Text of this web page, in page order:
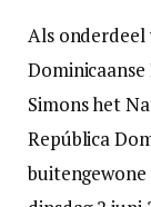
Als onderdeel
Simons het
República